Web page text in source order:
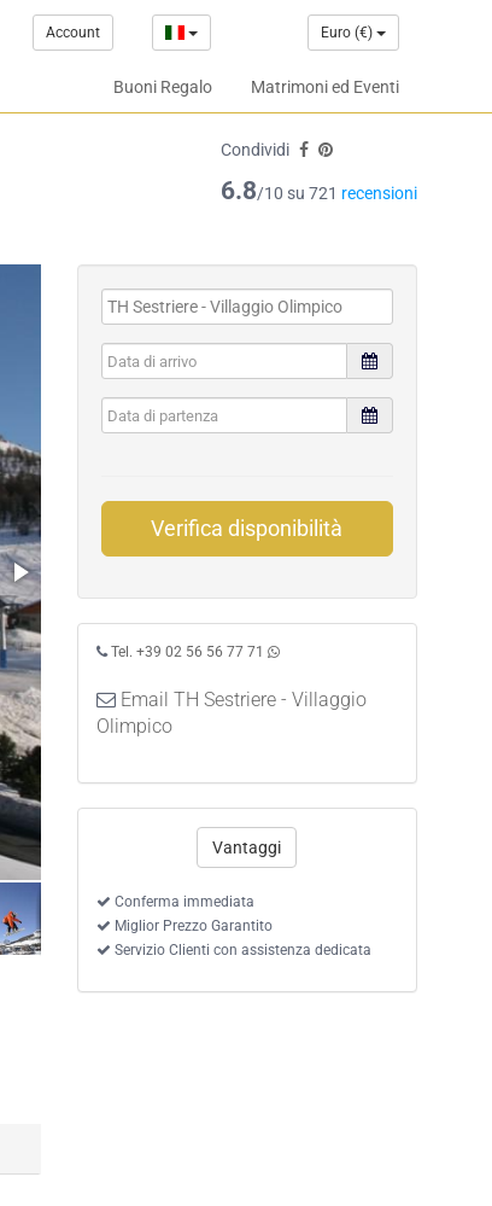
Account Euro (€)
Buoni Regalo Matrimoni ed Eventi
Condividi
6.8/10 su 721 recensioni
Verifica disponibilità
Tel. +39 02 56 56 77 71
Email TH Sestriere - Villaggio
Olimpico
Vantaggi
Conferma immediata
Miglior Prezzo Garantito
Servizio Clienti con assistenza dedicata